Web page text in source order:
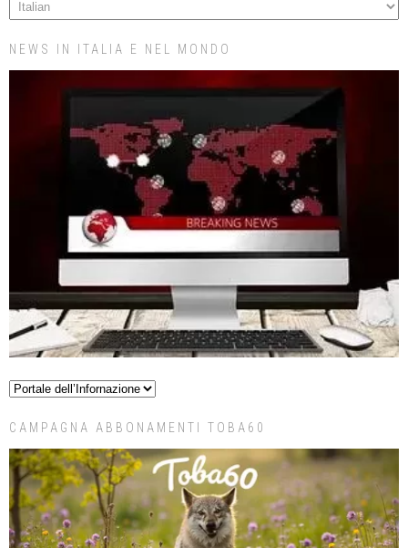
NEWS IN ITALIA E NEL MONDO
CAMPAGNA ABBONAMENTI TOBA60